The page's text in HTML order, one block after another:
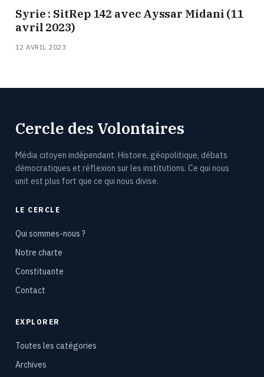
Syrie : SitRep 142 avec Ayssar Midani (11
avril 2023)
12 AVRIL 2023
Cercle des Volontaires
Média citoyen indépendant. Histoire, géopolitique, débats
démocratiques et réflexion sur les institutions. Ce qui nous
unit est plus fort que ce qui nous divise.
LE CERCLE
Qui sommes-nous ?
Notre charte
Constituante
Contact
EXPLORER
Toutes les catégories
Archives